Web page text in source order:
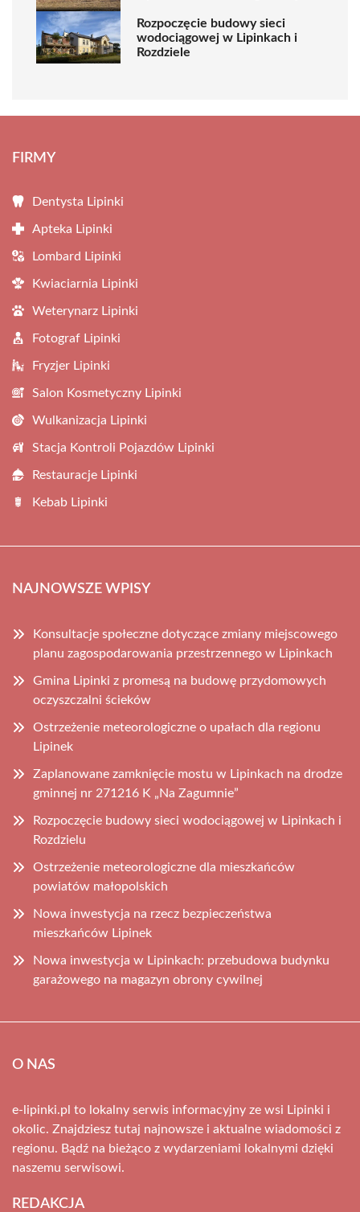
Rozpoczęcie budowy sieci
wodociągowej w Lipinkach i
Rozdziele
FIRMY
Dentysta Lipinki
Apteka Lipinki
Lombard Lipinki
Kwiaciarnia Lipinki
Weterynarz Lipinki
Fotograf Lipinki
Fryzjer Lipinki
Salon Kosmetyczny Lipinki
Wulkanizacja Lipinki
Stacja Kontroli Pojazdów Lipinki
Restauracje Lipinki
Kebab Lipinki
NAJNOWSZE WPISY
Konsultacje społeczne dotyczące zmiany miejscowego
planu zagospodarowania przestrzennego w Lipinkach
Gmina Lipinki z promesą na budowę przydomowych
oczyszczalni ścieków
Ostrzeżenie meteorologiczne o upałach dla regionu
Lipinek
Zaplanowane zamknięcie mostu w Lipinkach na drodze
gminnej nr 271216 K „Na Zagumnie”
Rozpoczęcie budowy sieci wodociągowej w Lipinkach i
Rozdzielu
Ostrzeżenie meteorologiczne dla mieszkańców
powiatów małopolskich
Nowa inwestycja na rzecz bezpieczeństwa
mieszkańców Lipinek
Nowa inwestycja w Lipinkach: przebudowa budynku
garażowego na magazyn obrony cywilnej
O NAS
e-lipinki.pl to lokalny serwis informacyjny ze wsi Lipinki i
okolic. Znajdziesz tutaj najnowsze i aktualne wiadomości z
regionu. Bądź na bieżąco z wydarzeniami lokalnymi dzięki
naszemu serwisowi.
REDAKCJA